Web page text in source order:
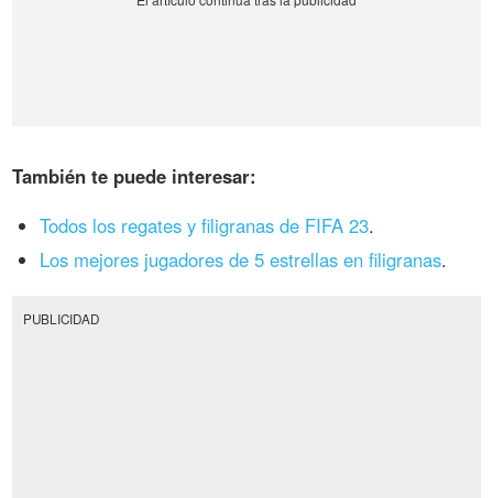
También te puede interesar:
Todos los regates y filigranas de FIFA 23.
Los mejores jugadores de 5 estrellas en filigranas.
PUBLICIDAD